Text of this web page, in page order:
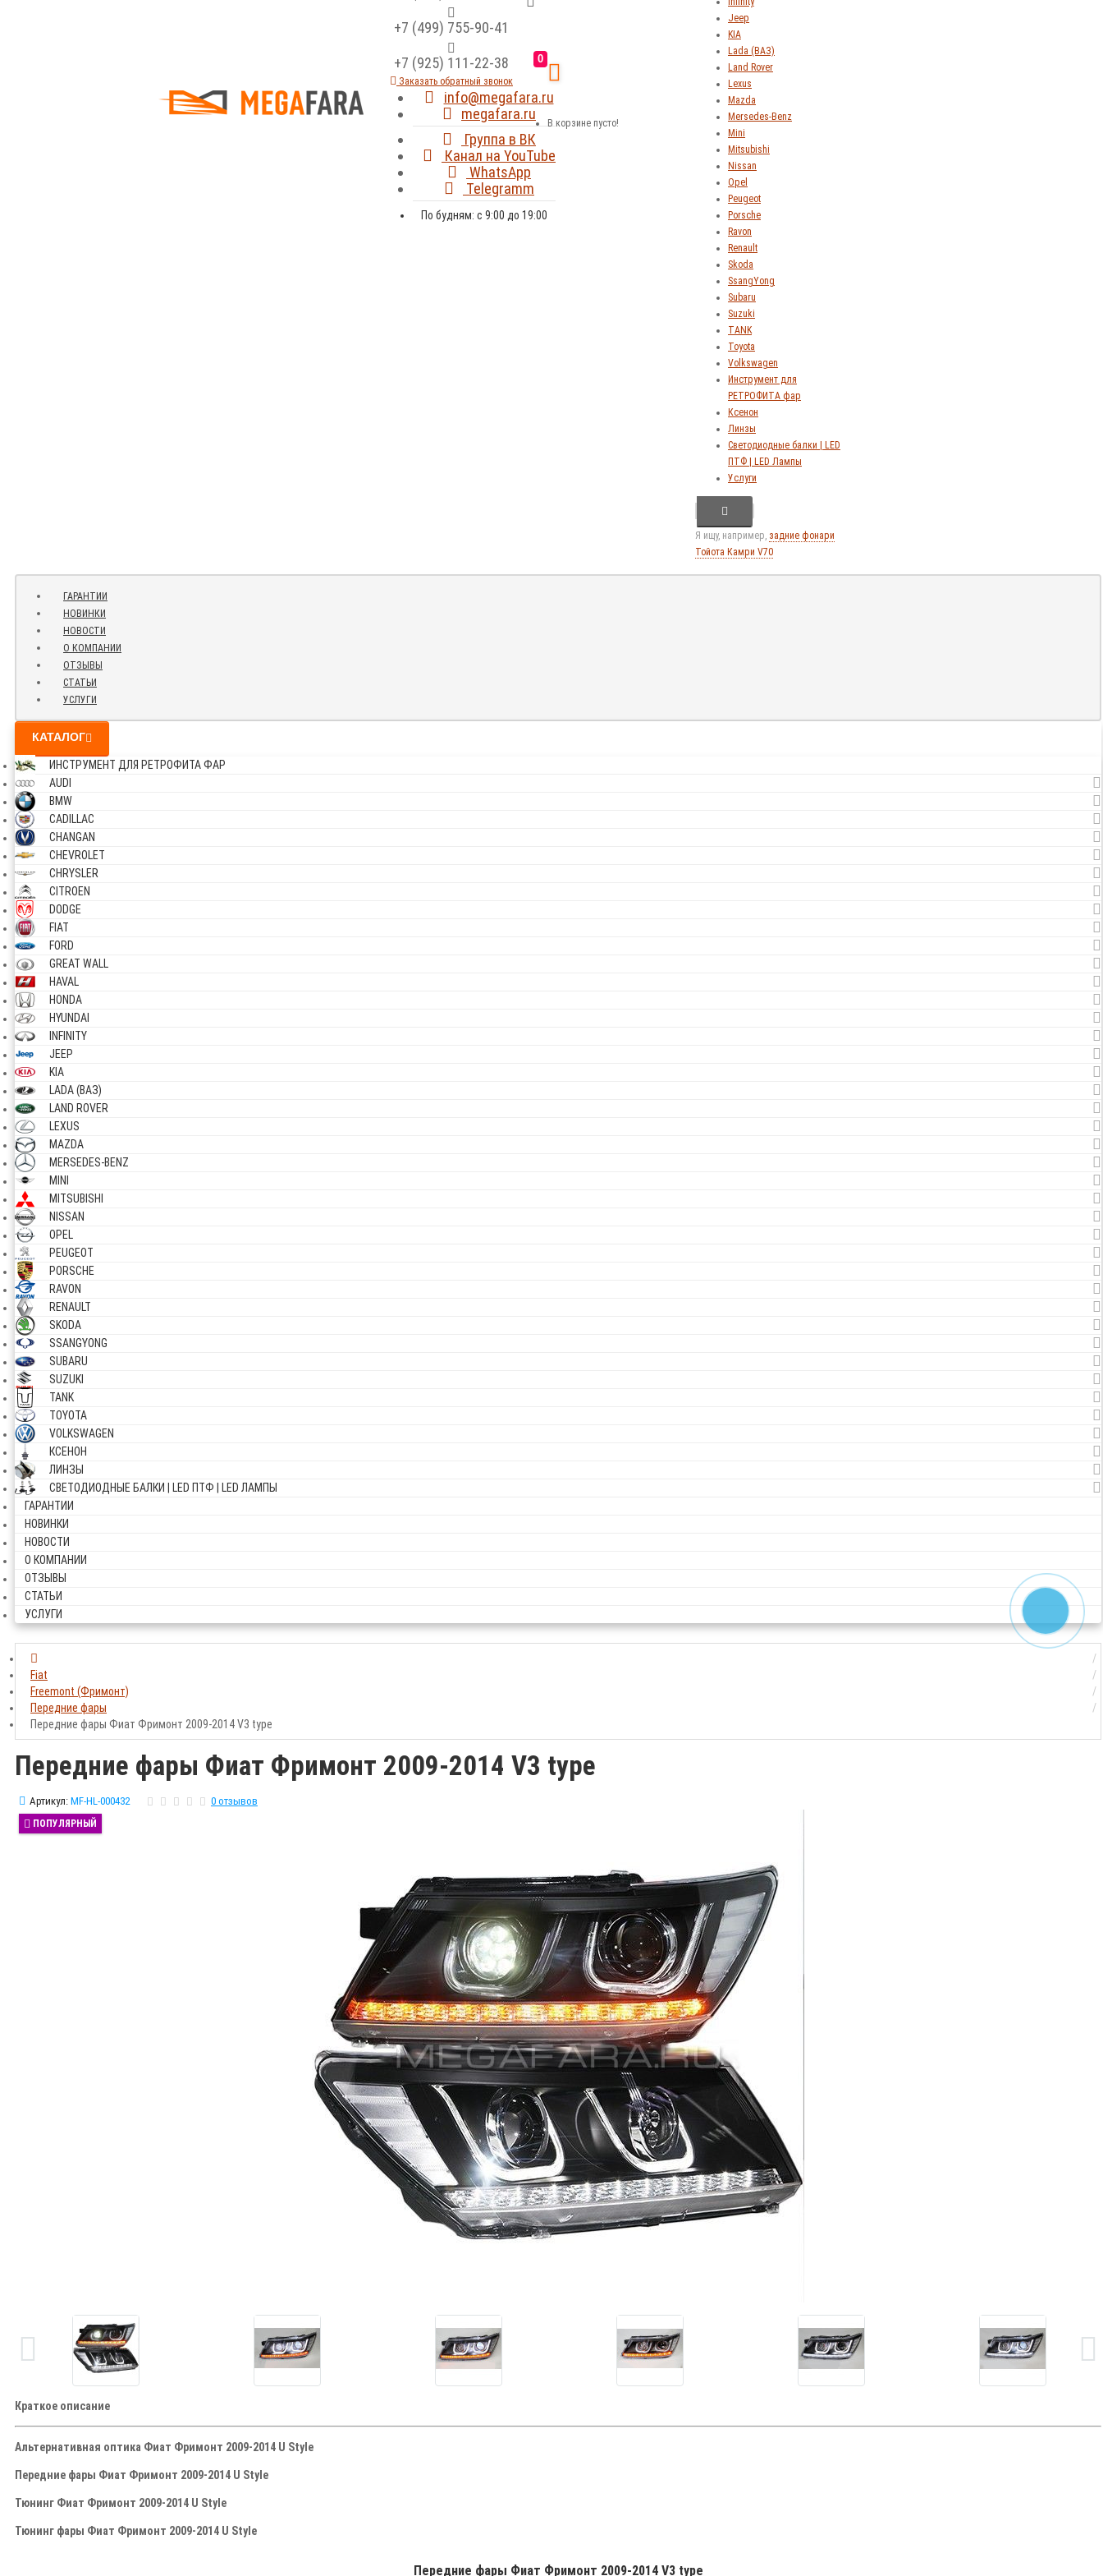
+7 (499) 755-90-41
+7 (925) 111-22-38
Заказать обратный звонок
info@megafara.ru
megafara.ru
Группа в ВК
Канал на YouTube
WhatsApp
Telegramm
По будням: с 9:00 до 19:00
0
В корзине пусто!
Jeep
KIA
Lada (ВАЗ)
Land Rover
Lexus
Mazda
Mersedes-Benz
Mini
Mitsubishi
Nissan
Opel
Peugeot
Porsche
Ravon
Renault
Skoda
SsangYong
Subaru
Suzuki
TANK
Toyota
Volkswagen
Инструмент для
РЕТРОФИТА фар
Ксенон
Линзы
Светодиодные балки | LED
ПТФ | LED Лампы
Услуги
Я ищу, например, задние фонари
Тойота Камри V70
ГАРАНТИИ
НОВИНКИ
НОВОСТИ
О КОМПАНИИ
ОТЗЫВЫ
СТАТЬИ
УСЛУГИ
КАТАЛОГ
ИНСТРУМЕНТ ДЛЯ РЕТРОФИТА ФАР
AUDI
BMW
CADILLAC
CHANGAN
CHEVROLET
CHRYSLER
CITROEN
DODGE
FIAT
FORD
GREAT WALL
HAVAL
HONDA
HYUNDAI
INFINITY
JEEP
KIA
LADA (ВАЗ)
LAND ROVER
LEXUS
MAZDA
MERSEDES-BENZ
MINI
MITSUBISHI
NISSAN
OPEL
PEUGEOT
PORSCHE
RAVON
RENAULT
SKODA
SSANGYONG
SUBARU
SUZUKI
TANK
TOYOTA
VOLKSWAGEN
КСЕНОН
ЛИНЗЫ
СВЕТОДИОДНЫЕ БАЛКИ | LED ПТФ | LED ЛАМПЫ
ГАРАНТИИ
НОВИНКИ
НОВОСТИ
О КОМПАНИИ
ОТЗЫВЫ
СТАТЬИ
УСЛУГИ
Fiat
Freemont (Фримонт)
Передние фары
Передние фары Фиат Фримонт 2009-2014 V3 type
Передние фары Фиат Фримонт 2009-2014 V3 type
Артикул: MF-HL-000432 0 отзывов
ПОПУЛЯРНЫЙ
Краткое описание
Альтернативная оптика Фиат Фримонт 2009-2014 U Style
Передние фары Фиат Фримонт 2009-2014 U Style
Тюнинг Фиат Фримонт 2009-2014 U Style
Тюнинг фары Фиат Фримонт 2009-2014 U Style
Передние фары Фиат Фримонт 2009-2014 V3 type